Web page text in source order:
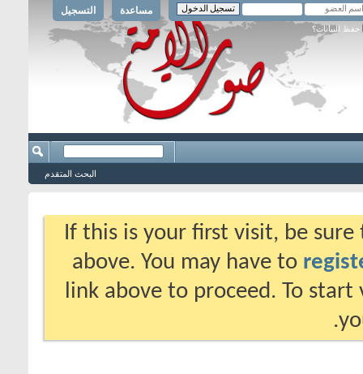
التسجيل مساعدة
حفظ البيانات؟
البحث المتقدم
If this is your first visit, be
above. You may have to
link above to proceed. To